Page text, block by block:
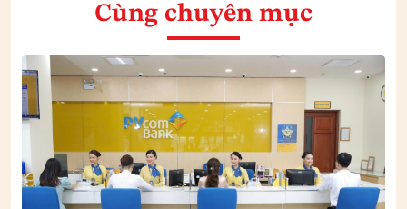
Cùng chuyên mục